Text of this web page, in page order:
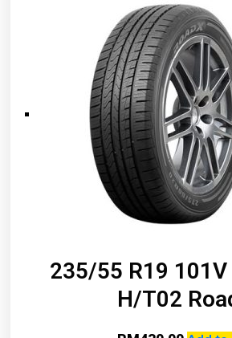
235/55 R19 101V
H/T02